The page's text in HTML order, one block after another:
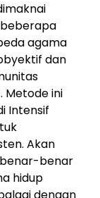
agama
dan
Metode ini
Intensif
Akan
benar
hidup